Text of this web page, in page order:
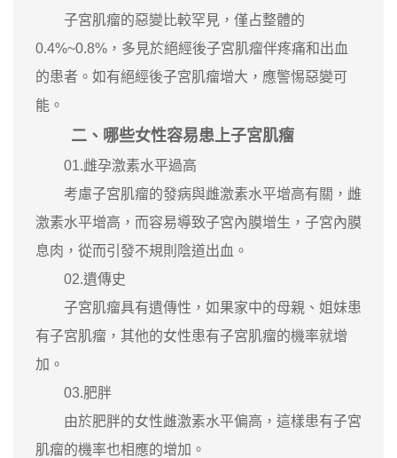
子宮肌瘤的惡變比較罕見，僅占整體的
0.4%~0.8%，多見於絕經後子宮肌瘤伴疼痛和出血
的患者。如有絕經後子宮肌瘤增大，應警惕惡變可
能。
二、哪些女性容易患上子宮肌瘤
01.雌孕激素水平過高
考慮子宮肌瘤的發病與雌激素水平增高有關，雌
激素水平增高，而容易導致子宮內膜增生，子宮內膜
息肉，從而引發不規則陰道出血。
02.遺傳史
子宮肌瘤具有遺傳性，如果家中的母親、姐妹患
有子宮肌瘤，其他的女性患有子宮肌瘤的機率就增
加。
03.肥胖
由於肥胖的女性雌激素水平偏高，這樣患有子宮
肌瘤的機率也相應的增加。